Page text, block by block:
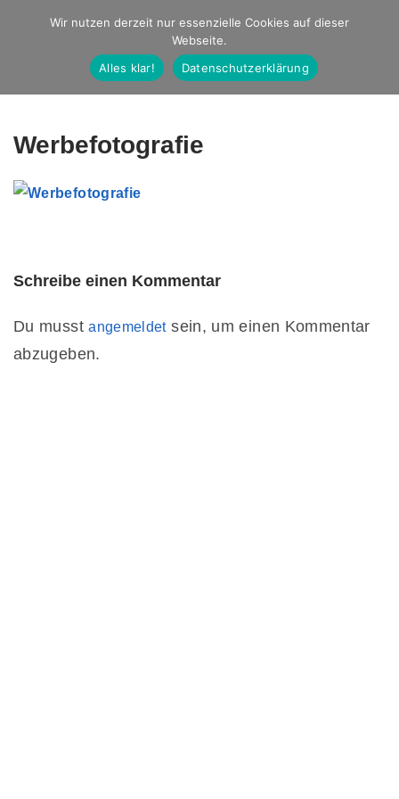
Studio Ernst
Fotografie
Werbefotografie
Schreibe einen Kommentar
Du musstangemeldetsein, um einen Kommentar
abzugeben.
Wir nutzen derzeit nur essenzielle Cookies auf dieser
Webseite.
Alles klar!
Datenschutzerklärung